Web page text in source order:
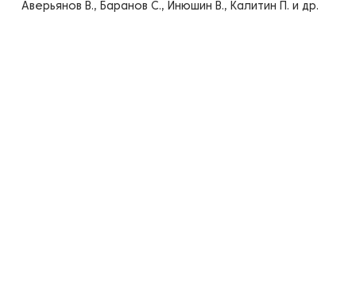
Аверьянов В., Баранов С., Инюшин В., Калитин П. и др.